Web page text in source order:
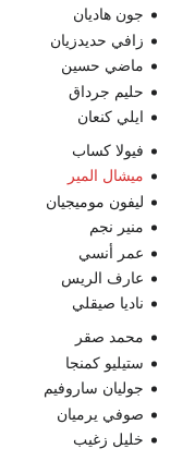
جون هاديان
زافي حديدزيان
ماضي حسين
حليم جرداق
ايلي كنعان
فيولا كساب
ميشال المير
ليفون موميجيان
منير نجم
عمر أنسي
عارف الريس
ناديا صيقلي
محمد صقر
ستيليو كمنجا
جوليان ساروفيم
صوفي يرميان
خليل زغيب